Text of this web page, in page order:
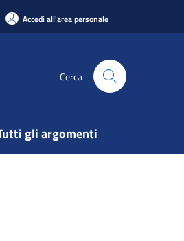
Accedi all'area personale
Cerca
gli argomenti